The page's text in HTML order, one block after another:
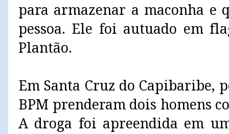
para armazenar a maconha e
pessoa. Ele foi autuado em
Plantão.
Em Santa Cruz do Capibaribe,
BPM prenderam dois homens
A droga foi apreendida em